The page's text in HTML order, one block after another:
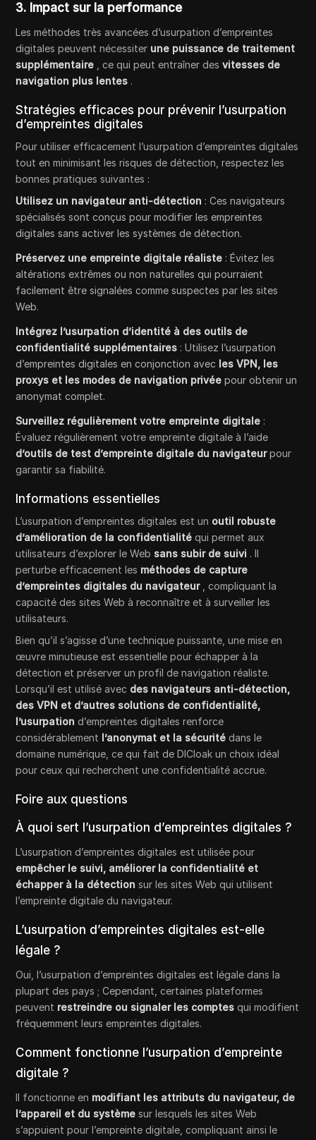
3. Impact sur la performance
Les méthodes très avancées d’usurpation d’empreintes
digitales peuvent nécessiter une puissance de traitement
supplémentaire
, ce qui peut entraîner desvitesses de
navigation plus lentes .
Stratégies efficaces pour prévenir l’usurpation
d’empreintes digitales
Pour utiliser efficacement l’usurpation d’empreintes digitales
tout en minimisant les risques de détection, respectez les
bonnes pratiques suivantes :
Utilisez un navigateur anti-détection : Ces navigateurs
spécialisés sont conçus pour modifier les empreintes
digitales sans activer les systèmes de détection.
Préservez une empreinte digitale réaliste : Évitez les
altérations extrêmes ou non naturelles qui pourraient
facilement être signalées comme suspectes par les sites
Web.
Intégrez l’usurpation d’identité à des outils de
confidentialité supplémentaires : Utilisez l’usurpation
d’empreintes digitales en conjonction avec les VPN, les
proxys et les modes de navigation privéepour obtenir un
anonymat complet.
Surveillez régulièrement votre empreinte digitale :
Évaluez régulièrement votre empreinte digitale à l’aide
d’outils de test d’empreinte digitale du navigateurpour
garantir sa fiabilité.
Informations essentielles
L’usurpation d’empreintes digitales est un outil robuste
d’amélioration de la confidentialitéqui permet aux
utilisateurs d’explorer le Web sans subir de suivi . Il
perturbe efficacement les méthodes de capture
d’empreintes digitales du navigateur
, compliquant la
capacité des sites Web à reconnaître et à surveiller les
utilisateurs.
Bien qu’il s’agisse d’une technique puissante, une mise en
œuvre minutieuse est essentielle pour échapper à la
détection et préserver un profil de navigation réaliste.
Lorsqu’il est utilisé avec des navigateurs anti-détection,
des VPN et d’autres solutions de confidentialité,
l’usurpationd’empreintes digitales renforce
considérablement l’anonymat et la sécuritédans le
domaine numérique, ce qui fait de DICloak un choix idéal
pour ceux qui recherchent une confidentialité accrue.
Foire aux questions
À quoi sert l’usurpation d’empreintes digitales ?
L’usurpation d’empreintes digitales est utilisée pour
empêcher le suivi, améliorer la confidentialité et
échapper à la détectionsur les sites Web qui utilisent
l’empreinte digitale du navigateur.
L’usurpation d’empreintes digitales est-elle
légale ?
Oui, l’usurpation d’empreintes digitales est légale dans la
plupart des pays ; Cependant, certaines plateformes
peuvent restreindre ou signaler les comptesqui modifient
fréquemment leurs empreintes digitales.
Comment fonctionne l’usurpation d’empreinte
digitale ?
Il fonctionne en modifiant les attributs du navigateur, de
l’appareil et du systèmesur lesquels les sites Web
s’appuient pour l’empreinte digitale, compliquant ainsi le